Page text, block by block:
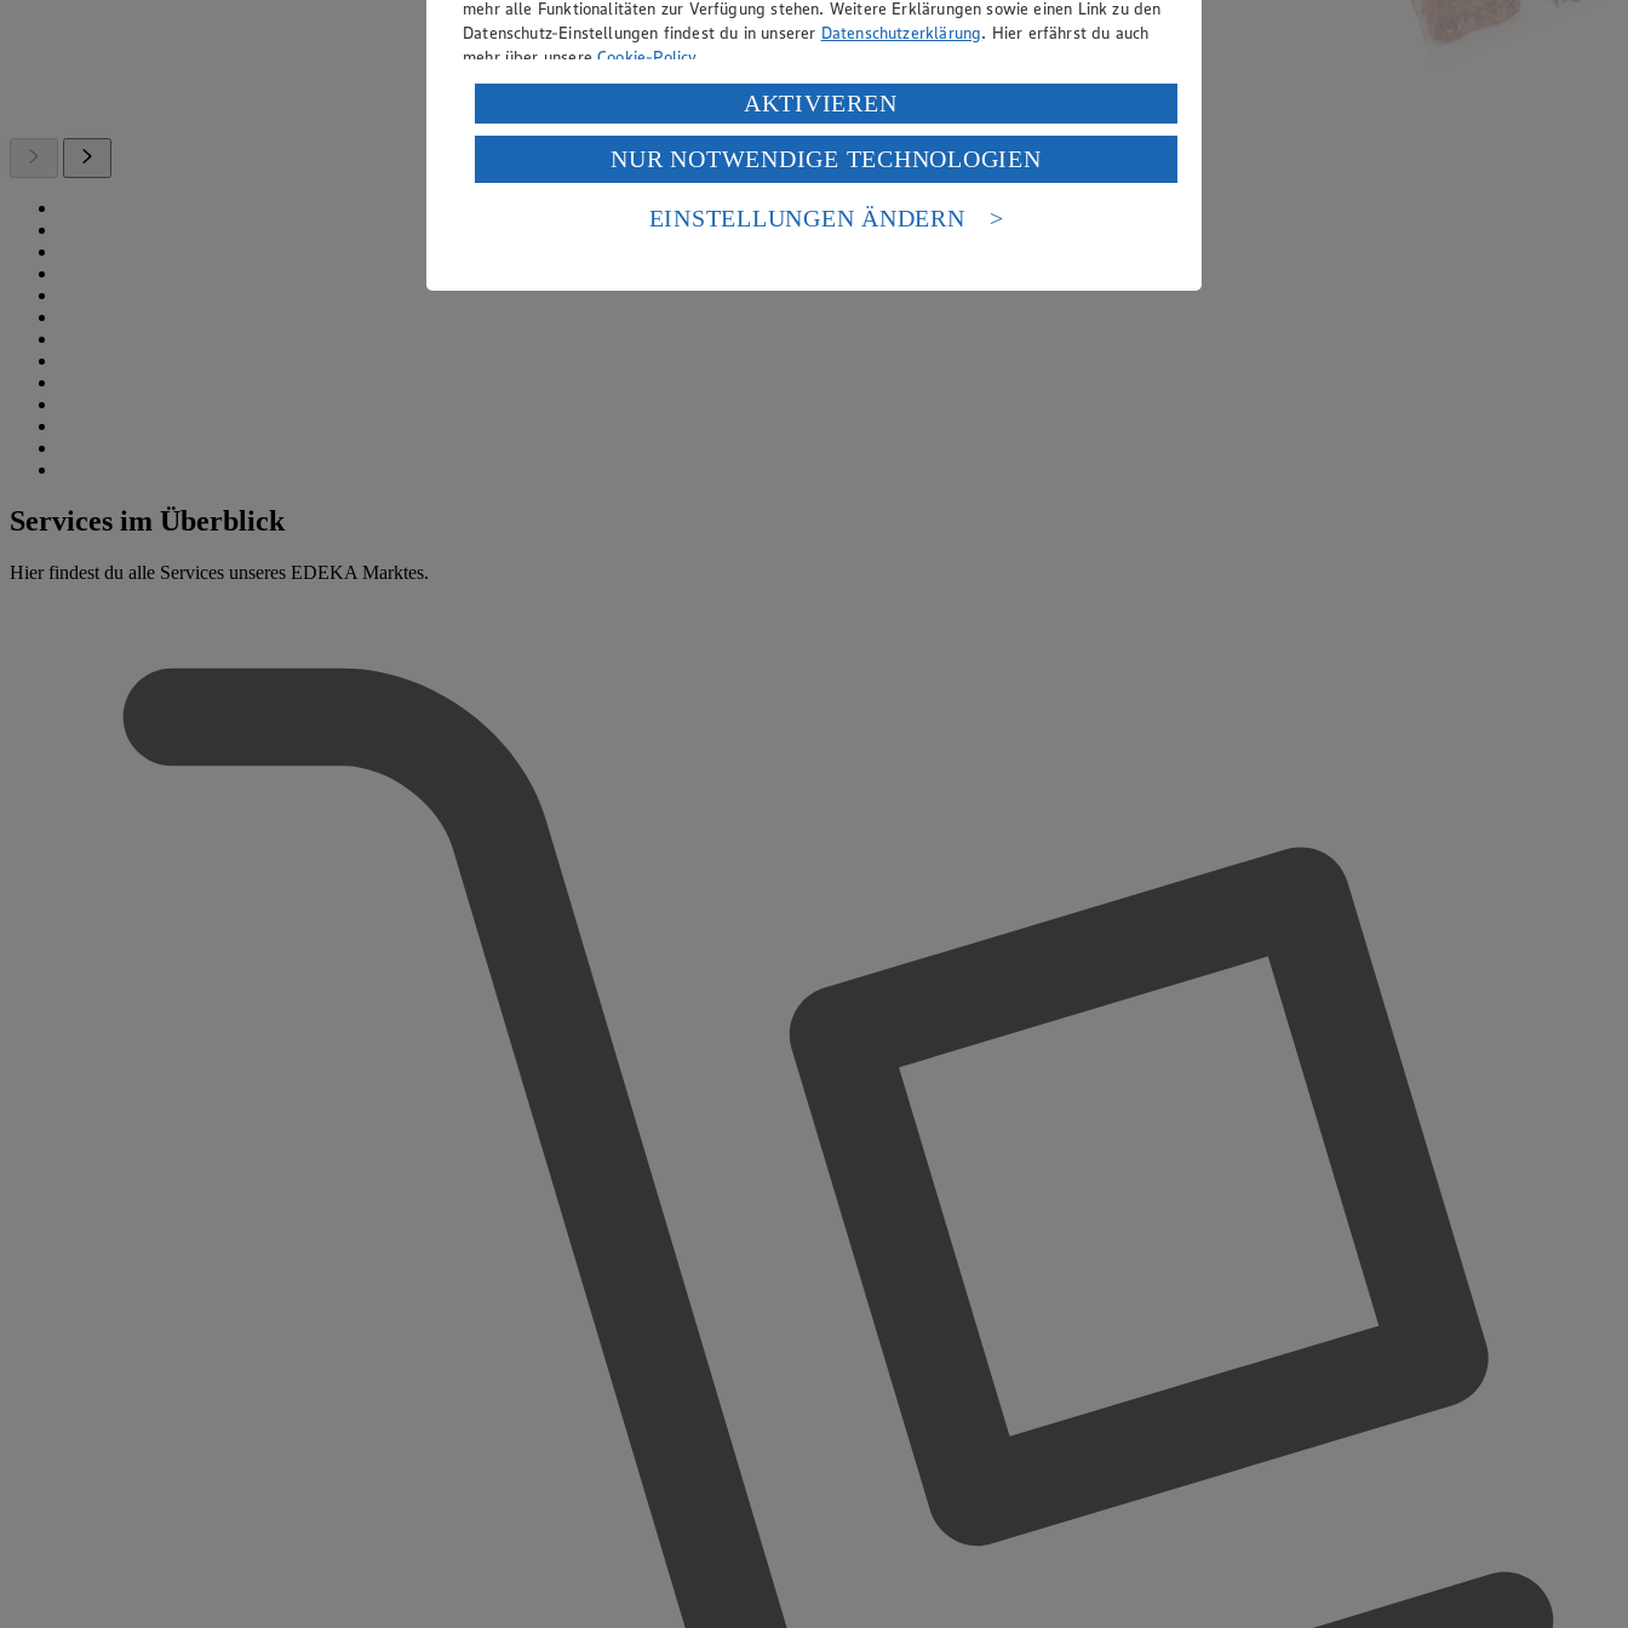
Services im Überblick
Hier findest du alle Services unseres EDEKA Marktes.
mehr alle Funktionalitäten zur Verfügung stehen. Weitere Erklärungen sowie einen Link zu den
Datenschutz-Einstellungen findest du in unserer Datenschutzerklärung. Hier erfährst du auch
mehr über unsereCookie-Policy.
Verarbeitung deiner personenbezogenen Daten in den USA durch Facebook und YouTube:
Wenn du auf „Aktivieren“ klickst, willigst du im Sinne des Art. 49 Abs. 1 Satz 1 lit. a) DSGVO
ein, dass deine Daten in den USA verarbeitet werden. Der EuGH sieht die USA als Land mit
einem nach europäischen Standards nicht angemessenen Datenschutzniveau an. Es besteht das
Risiko eines Zugriffs durch US-amerikanische Behörden.
AKTIVIEREN
NUR NOTWENDIGE TECHNOLOGIEN
EINSTELLUNGEN ÄNDERN